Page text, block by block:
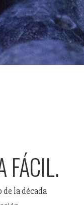
FÁCIL.
la década